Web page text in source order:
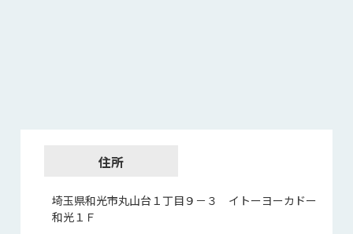
住所
埼玉県和光市丸山台１丁目９－３ イトーヨーカドー
和光１Ｆ